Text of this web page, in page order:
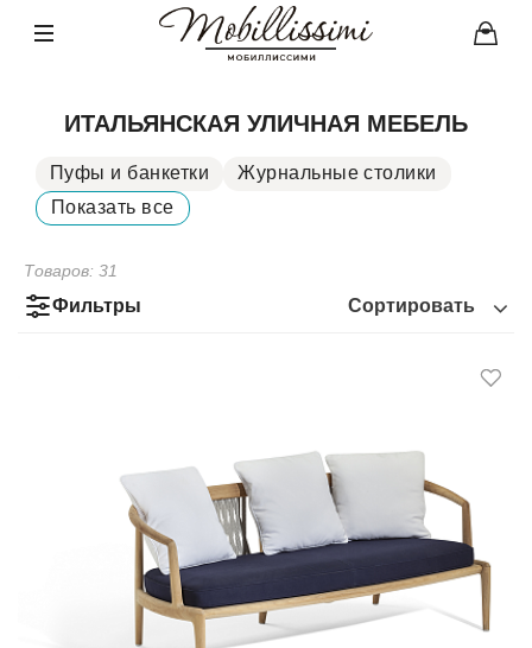
ИТАЛЬЯНСКАЯ УЛИЧНАЯ МЕБЕЛЬ
Пуфы и банкетки
Журнальные столики
Шезлонги и гамаки
Показать все
Фильтры Сортировать
Товаров: 31